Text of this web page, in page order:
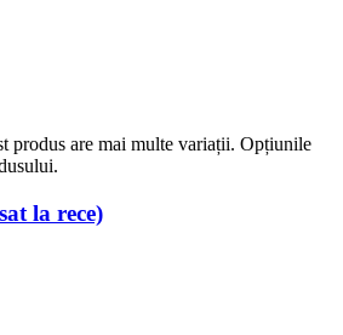
produs are mai multe variații. Opțiunile
la rece)